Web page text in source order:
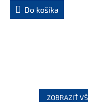
Do košíka
ZOBRAZIŤ